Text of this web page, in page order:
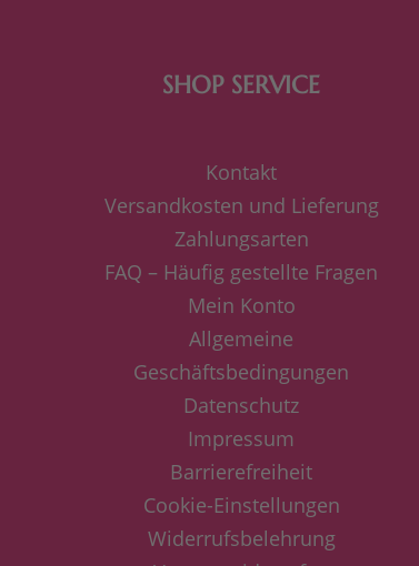
SHOP SERVICE
Kontakt
Versandkosten und Lieferung
Zahlungsarten
FAQ – Häufig gestellte Fragen
Mein Konto
Allgemeine
Geschäftsbedingungen
Datenschutz
Impressum
Barrierefreiheit
Cookie-Einstellungen
Widerrufsbelehrung